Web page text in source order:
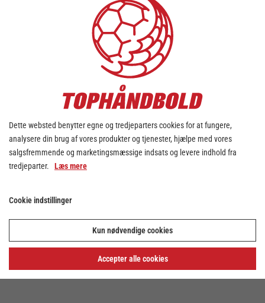
Dette websted benytter egne og tredjeparters cookies for at fungere,
analysere din brug af vores produkter og tjenester, hjælpe med vores
salgsfremmende og marketingsmæssige indsats og levere indhold fra
tredjeparter. Læs mere
Cookie indstillinger
Kun nødvendige cookies
Accepter alle cookies